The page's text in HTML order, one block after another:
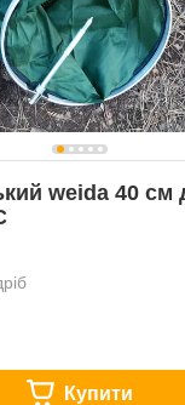
weida 40 см
Купити